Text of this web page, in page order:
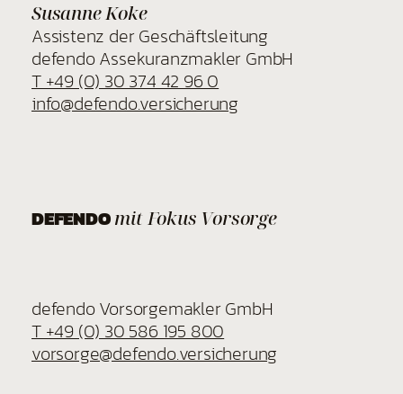
Susanne Koke
Assistenz der Geschäftsleitung
defendo Assekuranzmakler GmbH
T +49 (0) 30 374 42 96 0
info@defendo.versicherung
DEFENDO mit Fokus Vorsorge
defendo Vorsorgemakler GmbH
T +49 (0) 30 586 195 800
vorsorge@defendo.versicherung